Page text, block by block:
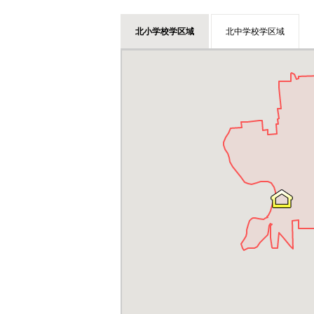
北小学校学区域 北中学校学区域